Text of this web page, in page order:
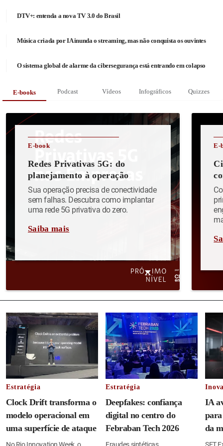
DTV+: entenda a nova TV 3.0 do Brasil
Música criada por IA inunda o streaming, mas não conquista os ouvintes
O sistema global de alarme da cibersegurança está entrando em colapso
E-books Podcast Vídeos Infográficos Quizzes
E-book
Redes Privativas 5G: do
planejamento à operação
Sua operação precisa de conectividade
sem falhas. Descubra como implantar
uma rede 5G privativa do zero.
Saiba mais
E-
Estratégia
Clock Drift transforma o
modelo operacional em
uma superfície de ataque
No Rio Innovation Week, o
Estratégia
Deepfakes: confiança
digital no centro do
Febraban Tech 2026
Fraudes sintéticas
IA
da
SET